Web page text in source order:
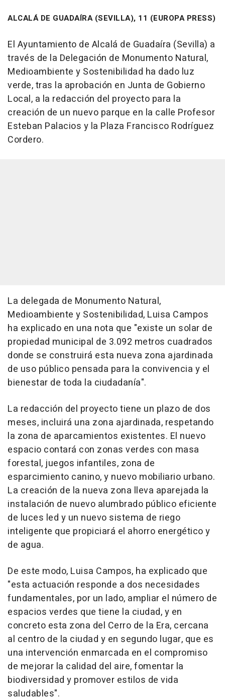
ALCALÁ DE GUADAÍRA (SEVILLA), 11 (EUROPA PRESS)
El Ayuntamiento de Alcalá de Guadaíra (Sevilla) a
través de la Delegación de Monumento Natural,
Medioambiente y Sostenibilidad ha dado luz
verde, tras la aprobación en Junta de Gobierno
Local, a la redacción del proyecto para la
creación de un nuevo parque en la calle Profesor
Esteban Palacios y la Plaza Francisco Rodríguez
Cordero.
La delegada de Monumento Natural,
Medioambiente y Sostenibilidad, Luisa Campos
ha explicado en una nota que "existe un solar de
propiedad municipal de 3.092 metros cuadrados
donde se construirá esta nueva zona ajardinada
de uso público pensada para la convivencia y el
bienestar de toda la ciudadanía".
La redacción del proyecto tiene un plazo de dos
meses, incluirá una zona ajardinada, respetando
la zona de aparcamientos existentes. El nuevo
espacio contará con zonas verdes con masa
forestal, juegos infantiles, zona de
esparcimiento canino, y nuevo mobiliario urbano.
La creación de la nueva zona lleva aparejada la
instalación de nuevo alumbrado público eficiente
de luces led y un nuevo sistema de riego
inteligente que propiciará el ahorro energético y
de agua.
De este modo, Luisa Campos, ha explicado que
"esta actuación responde a dos necesidades
fundamentales, por un lado, ampliar el número de
espacios verdes que tiene la ciudad, y en
concreto esta zona del Cerro de la Era, cercana
al centro de la ciudad y en segundo lugar, que es
una intervención enmarcada en el compromiso
de mejorar la calidad del aire, fomentar la
biodiversidad y promover estilos de vida
saludables".